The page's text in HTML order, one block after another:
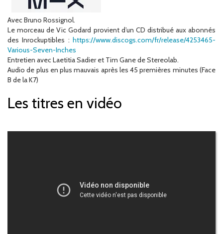
Avec Bruno Rossignol.
Le morceau de Vic Godard provient d’un CD distribué aux abonnés
des Inrockuptibles : https://www.discogs.com/fr/release/4253465-
Various-Seven-Inches
Entretien avec Laetitia Sadier et Tim Gane de Stereolab.
Audio de plus en plus mauvais après les 45 premières minutes (Face
B de la K7)
Les titres en vidéo